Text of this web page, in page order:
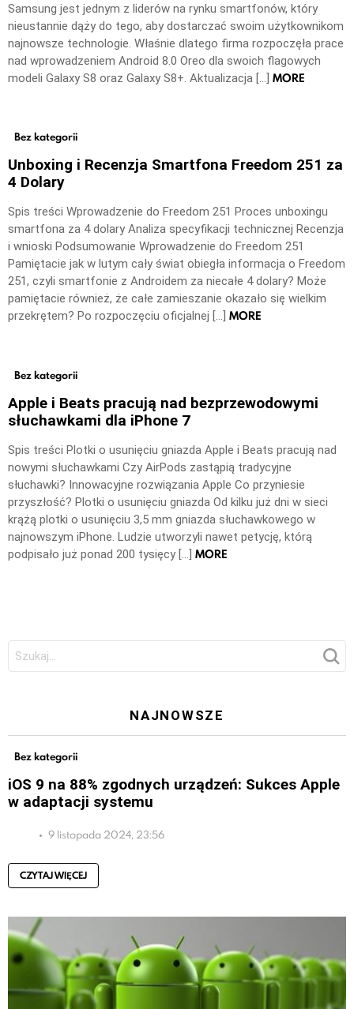
Samsung jest jednym z liderów na rynku smartfonów, który
nieustannie dąży do tego, aby dostarczać swoim użytkownikom
najnowsze technologie. Właśnie dlatego firma rozpoczęła prace
nad wprowadzeniem Android 8.0 Oreo dla swoich flagowych
modeli Galaxy S8 oraz Galaxy S8+. Aktualizacja […] MORE
Bez kategorii
Unboxing i Recenzja Smartfona Freedom 251 za
4 Dolary
Spis treści Wprowadzenie do Freedom 251 Proces unboxingu
smartfona za 4 dolary Analiza specyfikacji technicznej Recenzja
i wnioski Podsumowanie Wprowadzenie do Freedom 251
Pamiętacie jak w lutym cały świat obiegła informacja o Freedom
251, czyli smartfonie z Androidem za niecałe 4 dolary? Może
pamiętacie również, że całe zamieszanie okazało się wielkim
przekrętem? Po rozpoczęciu oficjalnej […] MORE
Bez kategorii
Apple i Beats pracują nad bezprzewodowymi
słuchawkami dla iPhone 7
Spis treści Plotki o usunięciu gniazda Apple i Beats pracują nad
nowymi słuchawkami Czy AirPods zastąpią tradycyjne
słuchawki? Innowacyjne rozwiązania Apple Co przyniesie
przyszłość? Plotki o usunięciu gniazda Od kilku już dni w sieci
krążą plotki o usunięciu 3,5 mm gniazda słuchawkowego w
najnowszym iPhone. Ludzie utworzyli nawet petycję, którą
podpisało już ponad 200 tysięcy […] MORE
Szukaj:
NAJNOWSZE
Bez kategorii
iOS 9 na 88% zgodnych urządzeń: Sukces Apple
w adaptacji systemu
9 listopada 2024, 23:56
CZYTAJ WIĘCEJ